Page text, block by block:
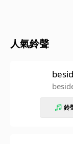
人氣鈴聲
鈴